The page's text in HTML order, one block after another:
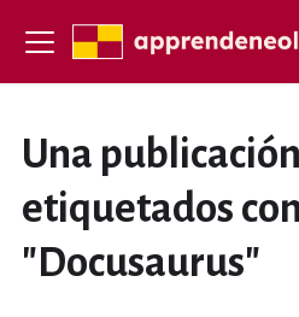
Una publicación
etiquetados con
"Docusaurus"